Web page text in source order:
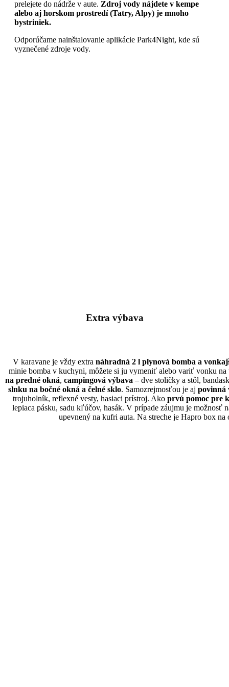
prelejete do nádrže v aute. Zdroj vody nájdete v kempe
alebo aj horskom prostredí (Tatry, Alpy) je mnoho
bystriniek.
Odporúčame nainštalovanie aplikácie Park4Night, kde sú
vyznečené zdroje vody.
Extra výbava
V karavane je vždy extra náhradná 2 l plynová bomba a
minie bomba v kuchyni, môžete si ju vymeniť alebo variť vonku
na predné okná, campingová výbava – dve stoličky a stôl,
slnku na bočné okná a čelné sklo. Samozrejmosťou je aj povinná
trojuholník, reflexné vesty, hasiaci prístroj. Ako prvú pomoc pre
lepiaca pásku, sadu kľúčov, hasák. V prípade záujmu je možnosť
upevnený na kufri auta. Na streche je Hapro box